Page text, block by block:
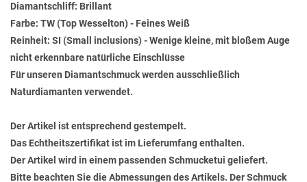
Diamantschliff: Brillant
Farbe: TW (Top Wesselton) - Feines Weiß
Reinheit: SI (Small inclusions) - Wenige kleine, mit bloßem Auge
nicht erkennbare natürliche Einschlüsse
Für unseren Diamantschmuck werden ausschließlich
Naturdiamanten verwendet.
Der Artikel ist entsprechend gestempelt.
Das Echtheitszertifikat ist im Lieferumfang enthalten.
Der Artikel wird in einem passenden Schmucketui geliefert.
Bitte beachten Sie die Abmessungen des Artikels. Der Schmuck